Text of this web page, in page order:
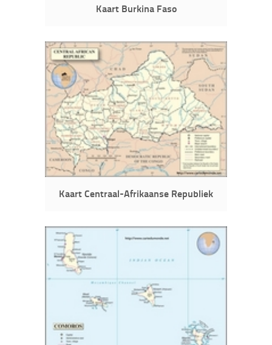
Kaart Burkina Faso
Kaart Centraal-Afrikaanse Republiek